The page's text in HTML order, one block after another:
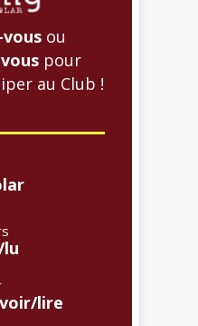
ou
pour
au Club !
lire